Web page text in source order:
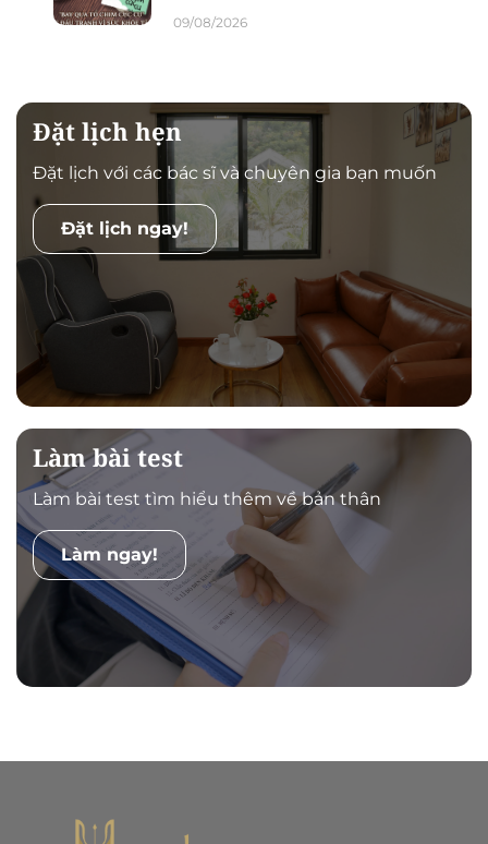
09/08/2026
Đặt lịch hẹn
Đặt lịch với các bác sĩ và chuyên gia bạn muốn
Đặt lịch ngay!
Làm bài test
Làm bài test tìm hiểu thêm về bản thân
Làm ngay!